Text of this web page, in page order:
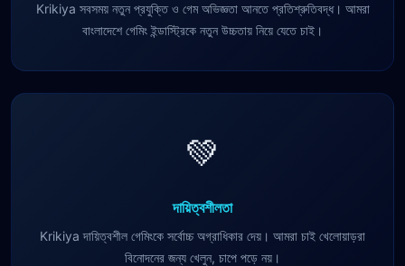
Krikiya সবসময় নতুন প্রযুক্তি ও গেম অভিজ্ঞতা আনতে প্রতিশ্রুতিবদ্ধ। আমরা
বাংলাদেশে গেমিং ইন্ডাস্ট্রিকে নতুন উচ্চতায় নিয়ে যেতে চাই।
💚
দায়িত্বশীলতা
Krikiya দায়িত্বশীল গেমিংকে সর্বোচ্চ অগ্রাধিকার দেয়। আমরা চাই খেলোয়াড়রা
বিনোদনের জন্য খেলুন, চাপে পড়ে নয়।